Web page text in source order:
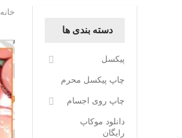
خانه
دسته بندی ها
پیکسل
چاپ پیکسل محرم
چاپ روی اجسام
دانلود موکاپ
رایگان